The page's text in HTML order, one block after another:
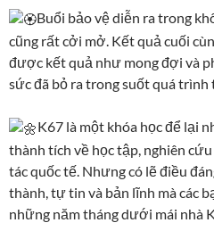
Buổi bảo vệ diễn ra trong
cũng rất cởi mở. Kết quả cuối
được kết quả như mong đợi và
sức đã bỏ ra trong suốt quá trình
K67 là một khóa học để lại
thành tích về học tập, nghiên
tác quốc tế. Nhưng có lẽ điều
thành, tự tin và bản lĩnh mà các
những năm tháng dưới mái nhà